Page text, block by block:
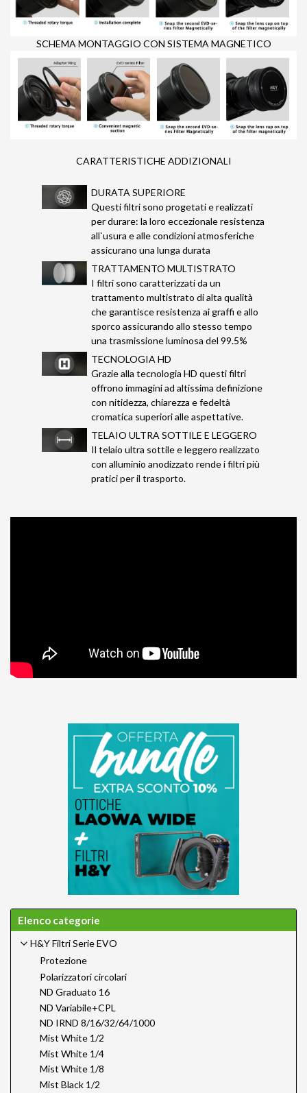
SCHEMA MONTAGGIO CON SISTEMA MAGNETICO
CARATTERISTICHE ADDIZIONALI
DURATA SUPERIORE
Questi filtri sono progetati e realizzati
per durare: la loro eccezionale resistenza
all`usura e alle condizioni atmosferiche
assicurano una lunga durata
TRATTAMENTO MULTISTRATO
I filtri sono caratterizzati da un
trattamento multistrato di alta qualità
che garantisce resistenza ai graffi e allo
sporco assicurando allo stesso tempo
una trasmissione luminosa del 99.5%
TECNOLOGIA HD
Grazie alla tecnologia HD questi filtri
offrono immagini ad altissima definizione
con nitidezza, chiarezza e fedeltà
cromatica superiori alle aspettative.
TELAIO ULTRA SOTTILE E LEGGERO
Il telaio ultra sottile e leggero realizzato
con alluminio anodizzato rende i filtri più
pratici per il trasporto.
Elenco categorie
H&Y Filtri Serie EVO
Protezione
Polarizzatori circolari
ND Graduato 16
ND Variabile+CPL
ND IRND 8/16/32/64/1000
Mist White 1/2
Mist White 1/4
Mist White 1/8
Mist Black 1/2